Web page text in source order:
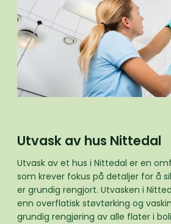
Utvask av hus Nittedal
Utvask av et hus i Nittedal er en
som krever fokus på detaljer for å
er grundig rengjort. Utvasken i
enn overflatisk støvtørking og
grundig rengjøring av alle flater i